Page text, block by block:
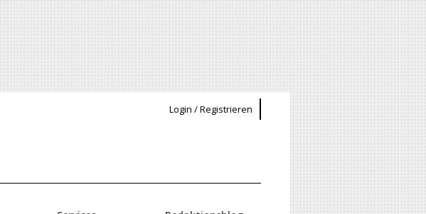
Login / Registrieren